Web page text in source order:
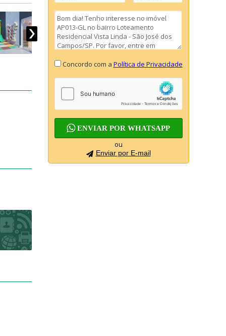
Concordo com a Política de Privacidade
ENVIAR POR WHATSAPP
ou
Enviar por E-mail